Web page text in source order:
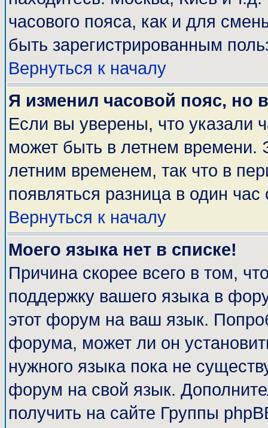
часового пояса, как и для
быть зарегистрированным
Вернуться к началу
Я изменил часовой пояс, но
Если вы уверены, что указали
может быть в летнем времени.
летним временем, так что в
появляться разница в один
Вернуться к началу
Моего языка нет в списке!
Причина скорее всего в том,
поддержку вашего языка в
этот форум на ваш язык.
форума, может ли он
нужного языка пока не
форум на свой язык.
получить на сайте Группы